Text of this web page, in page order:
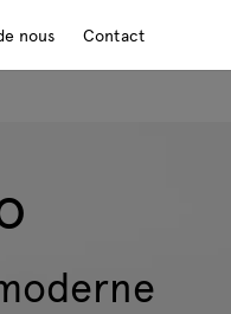
nous Contact